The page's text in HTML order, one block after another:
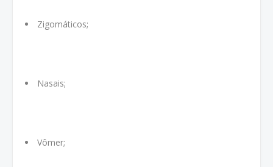
Zigomáticos;
Nasais;
Vômer;